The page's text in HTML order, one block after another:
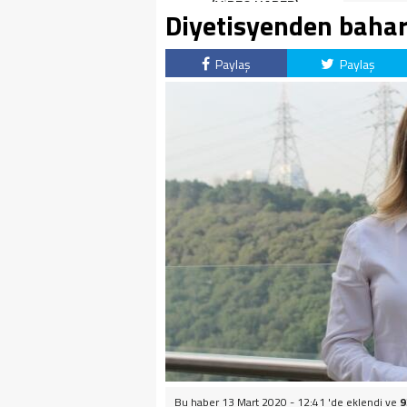
(VİDEO HABER)
Diyetisyenden
Paylaş Paylaş
Bu haber 13 Mart 2020 - 12:41 'de eklendi ve